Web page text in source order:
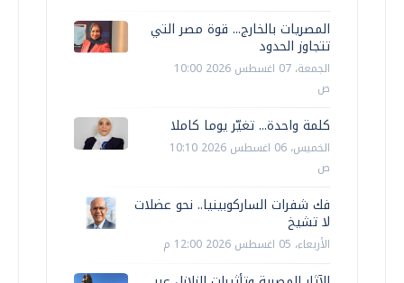
المصريات بالخارج... قوة مصر التي
تتجاوز الحدود
الجمعة، 07 اغسطس 2026 10:00
ص
كلمة واحدة... تغيّر يوما كاملا
الخميس، 06 اغسطس 2026 10:10
ص
فك شفرات الساركوبينيا.. نحو عضلات
لا تشيخ
الأربعاء، 05 اغسطس 2026 12:00 م